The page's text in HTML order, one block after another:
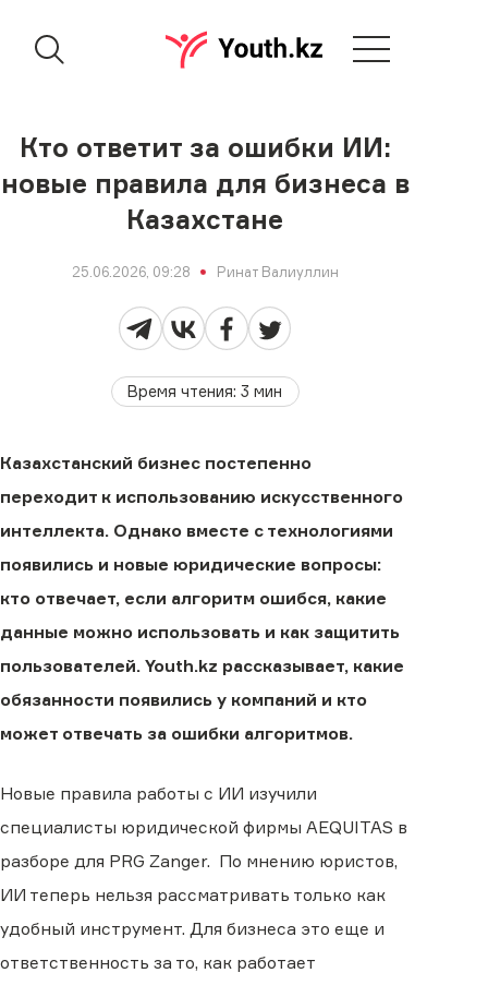
Кто ответит за ошибки ИИ:
новые правила для бизнеса в
Казахстане
25.06.2026, 09:28 Ринат Валиуллин
Время чтения:3 мин
Казахстанский бизнес постепенно
переходит к использованию искусственного
интеллекта. Однако вместе с технологиями
появились и новые юридические вопросы:
кто отвечает, если алгоритм ошибся, какие
данные можно использовать и как защитить
пользователей. Youth.kz рассказывает, какие
обязанности появились у компаний и кто
может отвечать за ошибки алгоритмов.
Новые правила работы с ИИ изучили
специалисты юридической фирмы AEQUITAS в
разборе для PRG Zanger. По мнению юристов,
ИИ теперь нельзя рассматривать только как
удобный инструмент. Для бизнеса это еще и
ответственность за то, как работает